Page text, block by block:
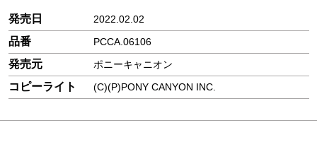
発売日 2022.02.02
品番 PCCA.06106
発売元 ポニーキャニオン
コピーライト (C)(P)PONY CANYON INC.